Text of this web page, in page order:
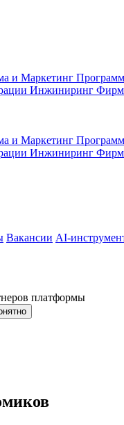
и Маркетинг
Инжиниринг
и Маркетинг
Инжиниринг
Вакансии AI-
платформы